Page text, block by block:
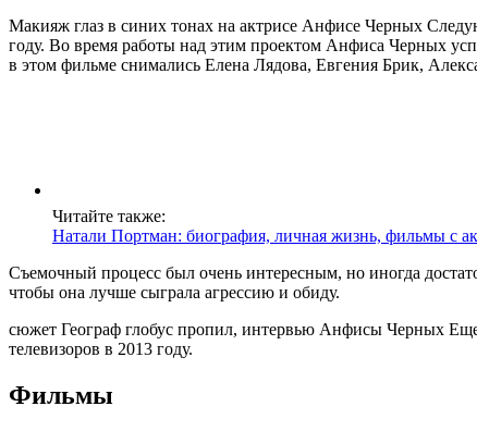
Макияж глаз в синих тонах на актрисе Анфисе Черных
году. Во время работы над этим проектом Анфиса Черных
в этом фильме снимались Елена Лядова, Евгения Брик,
Читайте также:
Натали Портман: биография, личная жизнь, фильмы с
Съемочный процесс был очень интересным, но иногда
чтобы она лучше сыграла агрессию и обиду.
сюжет Географ глобус пропил, интервью Анфисы Черных
телевизоров в 2013 году.
Фильмы